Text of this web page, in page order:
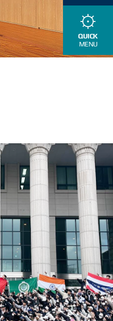
QUICK
MENU